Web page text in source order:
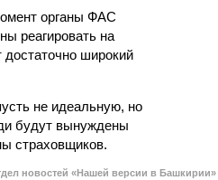
органы ФАС
реагировать на
достаточно широкий
не идеальную, но
будут вынуждены
страховщиков.
новостей «Нашей версии в Башкирии»